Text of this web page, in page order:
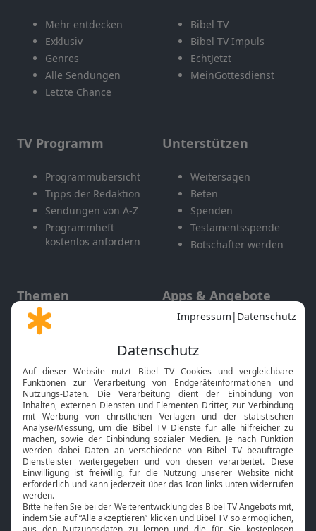
Mehr entdecken
Exklusiv
Genres
Alle Sendungen
Letzte Chance
Bibel TV
Bibel TV Impuls
EchtJetzt
MeinGottesdienst
TV Programm
Programmübersicht
Tipps der Redaktion
Sendungen von A-Z
Programmheft
kostenlos anfordern
Unterstützen
Weitersagen
Beten
Spenden
Testamentsspende
Botschafter werden
Themen
Gott und Bibel erklärt
Neuigkeiten
Apps & Angebote
Mobile App
Smart TV
HbbTV
Bibelthek Online-Bibel
Nächster Gottesdienst
Bibel TV
Über uns
Service
Kontakt